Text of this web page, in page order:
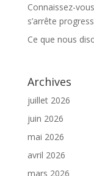
Connaissez-
s’arrête
Ce que nous
Archives
juillet 2026
juin 2026
mai 2026
avril 2026
mars 2026